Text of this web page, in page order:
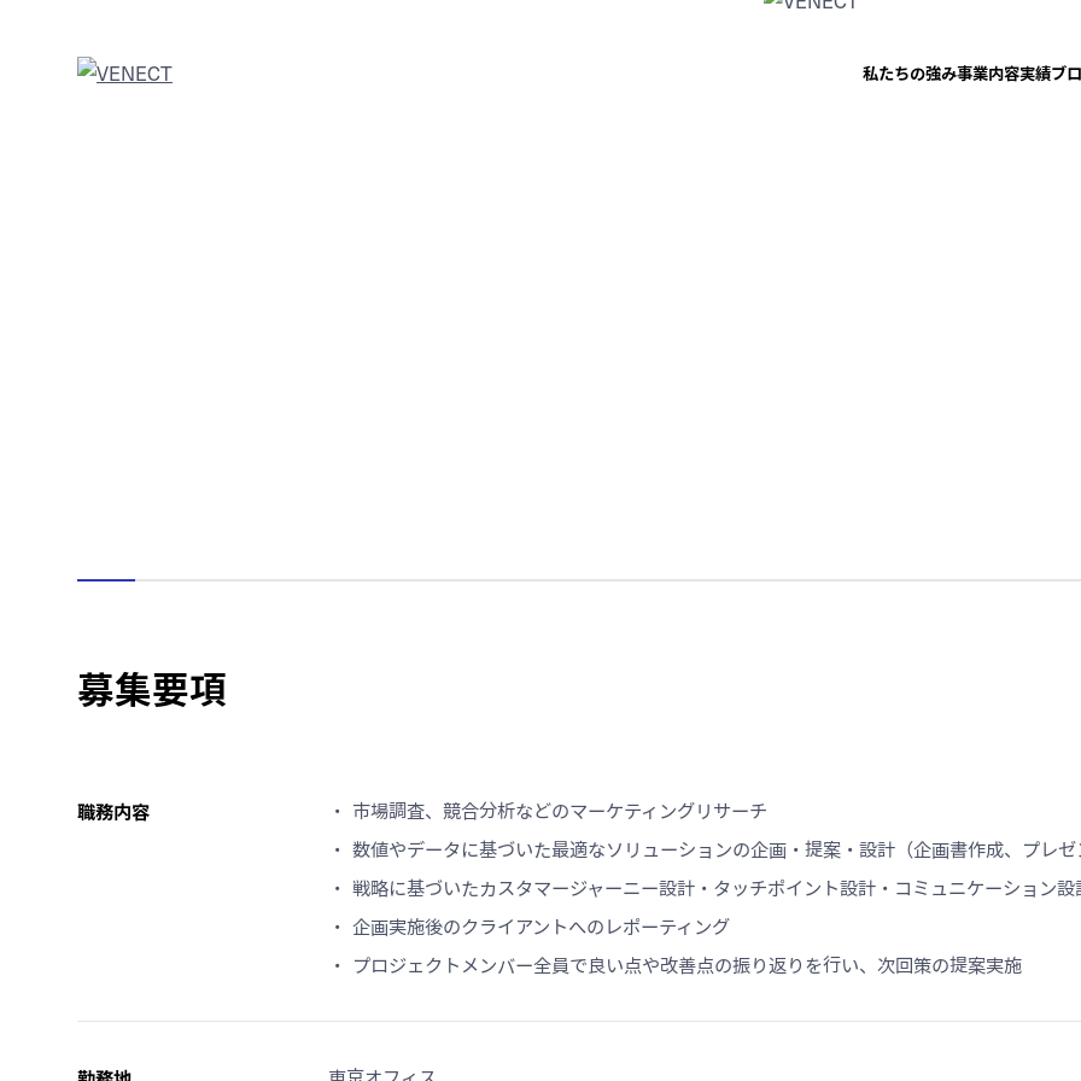
私たちの強み事業内容実績ブ
募集要項
職務内容
市場調査、競合分析などのマーケティングリサーチ
数値やデータに基づいた最適なソリューションの企画・提案・設計（企画書作成、プレゼ
戦略に基づいたカスタマージャーニー設計・タッチポイント設計・コミュニケーション設
企画実施後のクライアントへのレポーティング
プロジェクトメンバー全員で良い点や改善点の振り返りを行い、次回策の提案実施